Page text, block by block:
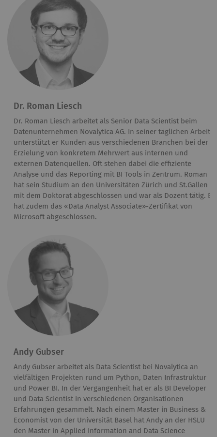
Dr. Roman Liesch
Dr. Roman Liesch arbeitet als Senior Data Scientist beim
Datenunternehmen Novalytica AG. In seiner täglichen Arbeit
unterstützt er Kunden aus verschiedenen Branchen bei der
Erzielung von konkretem Mehrwert aus internen und
externen Datenquellen. Oft stehen dabei die effiziente
Analyse und das Reporting mit BI Tools in Zentrum. Roman
hat sein Studium an den Universitäten Zürich und St.Gallen
mit dem Doktorat abgeschlossen und war als Dozent tätig. Er
hat zudem das «Data Analyst Associate»-Zertifikat von
Microsoft abgeschlossen.
Andy Gubser
Andy Gubser arbeitet als Data Scientist bei Novalytica an
vielfältigen Projekten rund um Python, Daten Infrastruktur
und Power BI. In der Vergangenheit hat er als BI Developer
und Data Scientist in verschiedenen Organisationen
Erfahrungen gesammelt. Nach einem Master in Business &
Economist von der Universität Basel hat Andy an der HSLU
den Master in Applied Information and Data Science